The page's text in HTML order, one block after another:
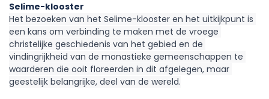
Selime-klooster
Het bezoeken van het Selime-klooster en het uitkijkpunt is
een kans om verbinding te maken met de vroege
christelijke geschiedenis van het gebied en de
vindingrijkheid van de monastieke gemeenschappen te
waarderen die ooit floreerden in dit afgelegen, maar
geestelijk belangrijke, deel van de wereld.